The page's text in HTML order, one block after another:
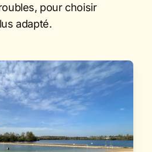
pour choisir
adapté.